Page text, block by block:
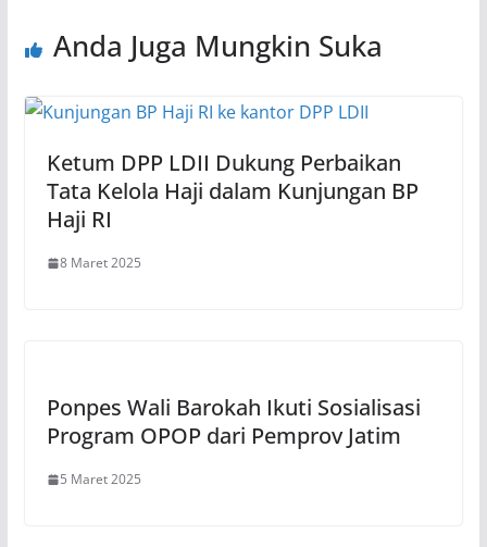
Anda Juga Mungkin Suka
Ketum DPP LDII Dukung Perbaikan
Tata Kelola Haji dalam Kunjungan BP
Haji RI
8 Maret 2025
Ponpes Wali Barokah Ikuti Sosialisasi
Program OPOP dari Pemprov Jatim
5 Maret 2025